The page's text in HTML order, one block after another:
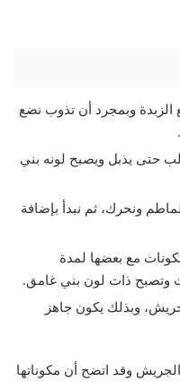
وبمجرد أن تذوب نضع
حتى يذبل ويصبح لونه بني
ونحرك، ثم نبدأ بإضافة
مع بعضها لمدة
وتصبح ذات لون بني غامق.
وبذلك يكون جاهز
وقد اتضح أن مكوناتها